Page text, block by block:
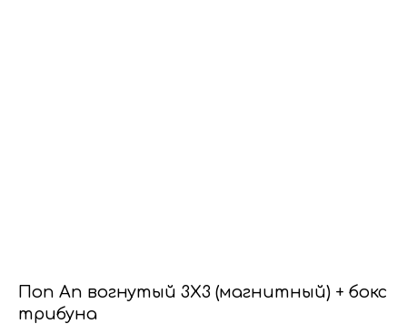
Поп Ап вогнутый 3Х3 (магнитный) + бокс
трибуна